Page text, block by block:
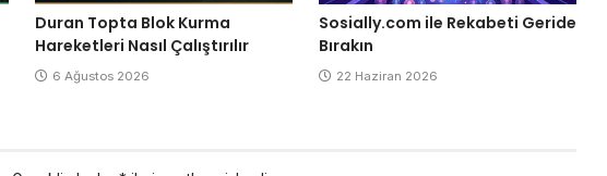
Duran Topta Blok Kurma
Hareketleri Nasıl Çalıştırılır
6 Ağustos 2026
Sosially.com ile Rekabeti Geride
Bırakın
22 Haziran 2026